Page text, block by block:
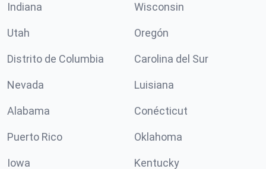
Indiana Wisconsin
Utah Oregón
Distrito de Columbia Carolina del Sur
Nevada Luisiana
Alabama Conécticut
Puerto Rico Oklahoma
Iowa Kentucky